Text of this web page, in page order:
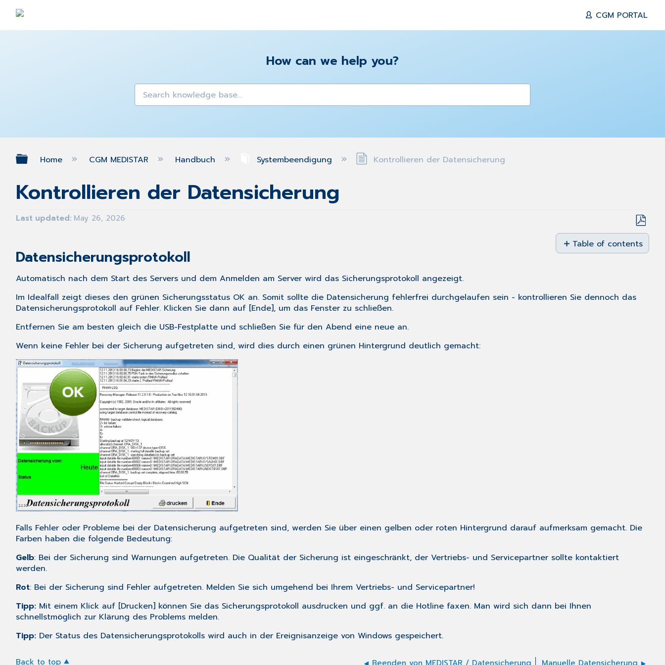
CGM PORTAL
How can we help you?
Expand/collapse global hierarchy
Home CGM MEDISTAR Handbuch Systembeendigung Kontrollieren der Datensicherung
Kontrollieren der Datensicherung
Last updated May 26, 2026
Save
as
PDF
Table of contents
Datensicherungsprotokoll
Automatisch nach dem Start des Servers und dem Anmelden am Server wird das Sicherungsprotokoll angezeigt.
Im Idealfall zeigt dieses den grünen Sicherungsstatus OK an. Somit sollte die Datensicherung fehlerfrei durchgelaufen sein - kontrollieren Sie dennoch das
Datensicherungsprotokoll auf Fehler. Klicken Sie dann auf [Ende], um das Fenster zu schließen.
Entfernen Sie am besten gleich die USB-Festplatte und schließen Sie für den Abend eine neue an.
Wenn keine Fehler bei der Sicherung aufgetreten sind, wird dies durch einen grünen Hintergrund deutlich gemacht:
Falls Fehler oder Probleme bei der Datensicherung aufgetreten sind, werden Sie über einen gelben oder roten Hintergrund darauf aufmerksam gemacht. Die
Farben haben die folgende Bedeutung:
Gelb: Bei der Sicherung sind Warnungen aufgetreten. Die Qualität der Sicherung ist eingeschränkt, der Vertriebs- und Servicepartner sollte kontaktiert
werden.
Rot: Bei der Sicherung sind Fehler aufgetreten. Melden Sie sich umgehend bei Ihrem Vertriebs- und Servicepartner!
Tipp: Mit einem Klick auf [Drucken] können Sie das Sicherungsprotokoll ausdrucken und ggf. an die Hotline faxen. Man wird sich dann bei Ihnen
schnellstmöglich zur Klärung des Problems melden.
Tipp: Der Status des Datensicherungsprotokolls wird auch in der Ereignisanzeige von Windows gespeichert.
Back to top